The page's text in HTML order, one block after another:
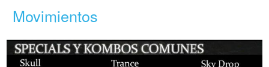
Movimientos